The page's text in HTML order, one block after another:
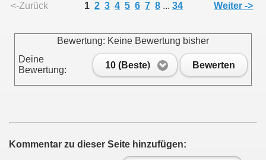
<-Zurück 1 2 3 4 5 6 7 8 ... 34 Weiter ->
Bewertung: Keine Bewertung bisher
Deine
Bewertung:
10 (Beste) Bewerten
Kommentar zu dieser Seite hinzufügen: